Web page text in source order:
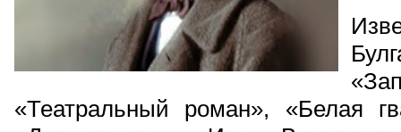
«Театральный роман», «Белая